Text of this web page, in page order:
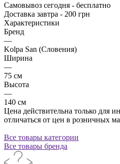
Самовывоз сегодня - бесплатно
Доставка завтра - 200 грн
Характеристики
Бренд
—
Kolpa San (Словения)
Ширина
—
75 см
Высота
—
140 см
Цена действительна только для
отличаться от цен в розничных
Все товары категории
Все товары бренда